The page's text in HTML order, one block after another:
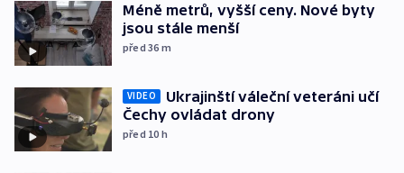
Méně metrů, vyšší ceny. Nové byty
jsou stále menší
před 36 m
VIDEO
Ukrajinští váleční veteráni učí
Čechy ovládat drony
před 10 h